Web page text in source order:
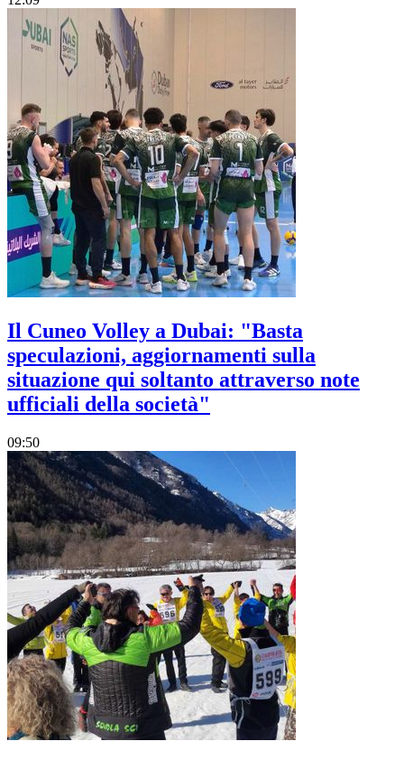
Il Cuneo Volley a Dubai: "Basta
speculazioni, aggiornamenti sulla
situazione qui soltanto attraverso note
ufficiali della società"
09:50